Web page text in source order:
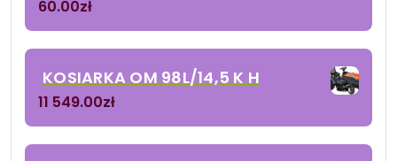
60.00zł
KOSIARKA OM 98L/14,5 K H
11 549.00zł